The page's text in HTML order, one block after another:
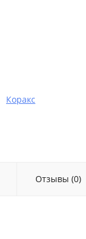
Коракс
Отзывы (0)